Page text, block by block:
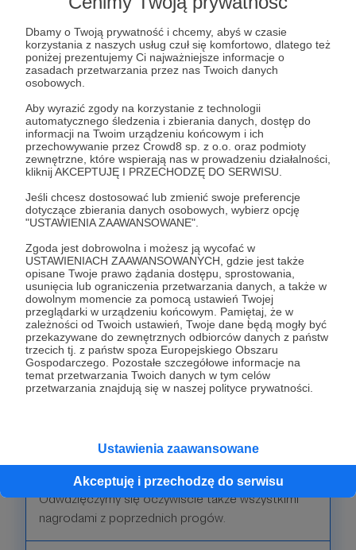
Dbamy o Twoją prywatność i chcemy, abyś w czasie
korzystania z naszych usług czuł się komfortowo, dlatego też
poniżej prezentujemy Ci najważniejsze informacje o
zasadach przetwarzania przez nas Twoich danych
osobowych.
Aby wyrazić zgody na korzystanie z technologii
automatycznego śledzenia i zbierania danych, dostęp do
informacji na Twoim urządzeniu końcowym i ich
przechowywanie przez Crowd8 sp. z o.o. oraz podmioty
zewnętrzne, które wspierają nas w prowadzeniu działalności,
kliknij AKCEPTUJĘ I PRZECHODZĘ DO SERWISU.
Jeśli chcesz dostosować lub zmienić swoje preferencje
dotyczące zbierania danych osobowych, wybierz opcję
"USTAWIENIA ZAAWANSOWANE".
Zgoda jest dobrowolna i możesz ją wycofać w
USTAWIENIACH ZAAWANSOWANYCH, gdzie jest także
opisane Twoje prawo żądania dostępu, sprostowania,
usunięcia lub ograniczenia przetwarzania danych, a także w
dowolnym momencie za pomocą ustawień Twojej
przeglądarki w urządzeniu końcowym. Pamiętaj, że w
zależności od Twoich ustawień, Twoje dane będą mogły być
przekazywane do zewnętrznych odbiorców danych z państw
trzecich tj. z państw spoza Europejskiego Obszaru
Gospodarczego. Pozostałe szczegółowe informacje na
temat przetwarzania Twoich danych w tym celów
przetwarzania znajdują się w naszej polityce prywatności.
Ustawienia zaawansowane
Akceptuję i przechodzę do serwisu
Dodatkowowyślemy do Was pocztówkę z
Izraela, Berlina lub Stanów, kiedy tylko
znowu się tam wybierzemy.
Zdradzimy Wam w kilku słowach (jak to na
pocztówkach), co tam właściwie robimy!
Oczywiście należą się Wam też wszystkie wyrazy
naszej wdzięczności z poprzednich progów.
100 zł miesięcznie
Wow! Ta kwota to już naprawdę bardzo
odczuwalne wsparcie - wykorzystamy to najlepiej,
jak potrafimy.
W ramach podziękowania dostaniecie
ogłoszenia sprzedaży, ale Wy będziecie mieli
Odwdzięczymy się oczywiście także wszystkimi
nagrodami z poprzednich progów.